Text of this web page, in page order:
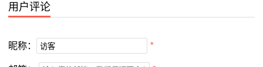
用户评论
昵称： *